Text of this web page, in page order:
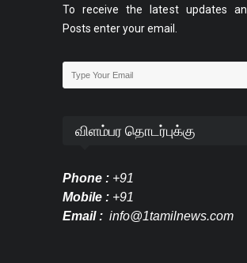
To receive the latest updates
Posts enter your email.
விளம்பர தொடர்புக்கு
Phone : +91
Mobile : +91
Email : info@1tamilnews.com